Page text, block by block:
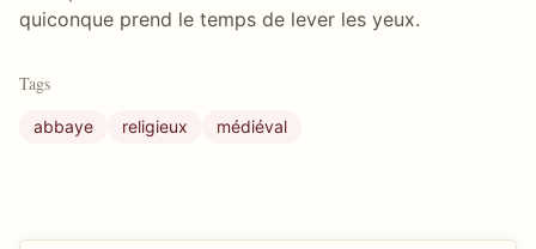
quiconque prend le temps de lever les yeux.
Tags
abbaye religieux médiéval